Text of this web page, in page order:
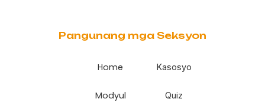
Pangunang mga Seksyon
Home
Modyul
Kasosyo
Quiz